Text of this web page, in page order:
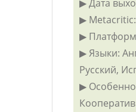
▶ Дата
▶
▶
▶ Языки:
Русский,
▶